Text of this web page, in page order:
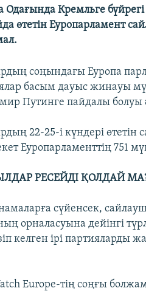
Одағында Кремльге
өтетін Еуропарламент
соңындағы Еуропа
басым дауыс жинауы
Путинге пайдалы болуы
22-25-і күндері өтетін
Еуропарламенттің 751
РЕСЕЙДІ ҚОЛДАЙ
сүйенсек,
орналасуына дейінгі
келген ірі партияларды
Europe-тің соңғы